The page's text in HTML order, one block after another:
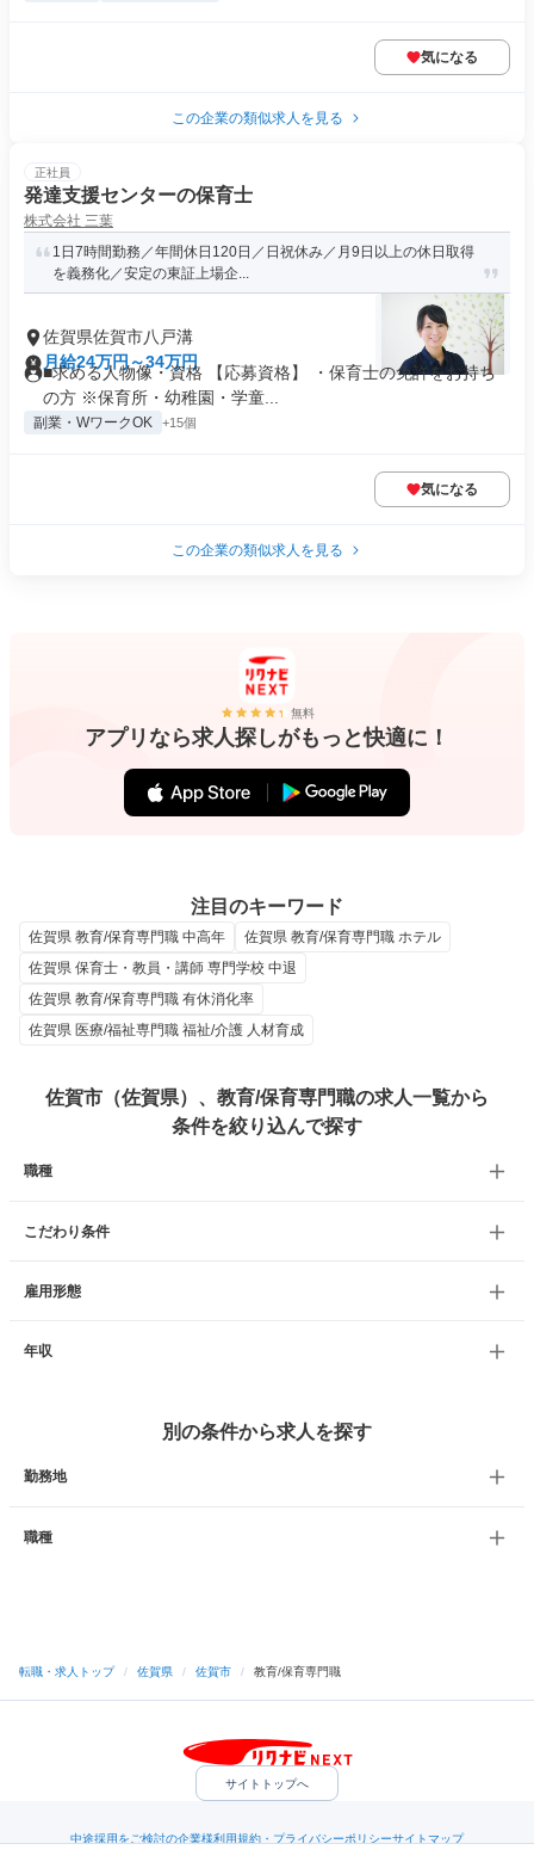
気になる
この企業の類似求人を見る
正社員
発達支援センターの保育士
株式会社 三葉
1日7時間勤務／年間休日120日／日祝休み／月9日以上の休日取得
を義務化／安定の東証上場企...
佐賀県佐賀市八戸溝
月給24万円～34万円
■求める人物像・資格 【応募資格】 ・保育士の免許をお持ち
の方 ※保育所・幼稚園・学童...
副業・WワークOK +15個
気になる
この企業の類似求人を見る
無料
アプリなら求人探しがもっと快適に！
注目のキーワード
佐賀県 教育/保育専門職 中高年
佐賀県 教育/保育専門職 ホテル
佐賀県 保育士・教員・講師 専門学校 中退
佐賀県 教育/保育専門職 有休消化率
佐賀県 医療/福祉専門職 福祉/介護 人材育成
佐賀市（佐賀県）、教育/保育専門職の求人一覧から
条件を絞り込んで探す
職種
こだわり条件
雇用形態
年収
別の条件から求人を探す
勤務地
職種
転職・求人トップ / 佐賀県 / 佐賀市 / 教育/保育専門職
サイトトップへ
中途採用をご検討の企業様利用規約・プライバシーポリシーサイトマップ